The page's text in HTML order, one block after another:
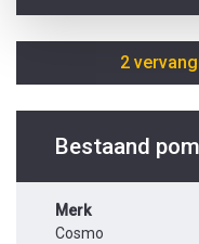
2
Bestaand
Merk
Cosmo